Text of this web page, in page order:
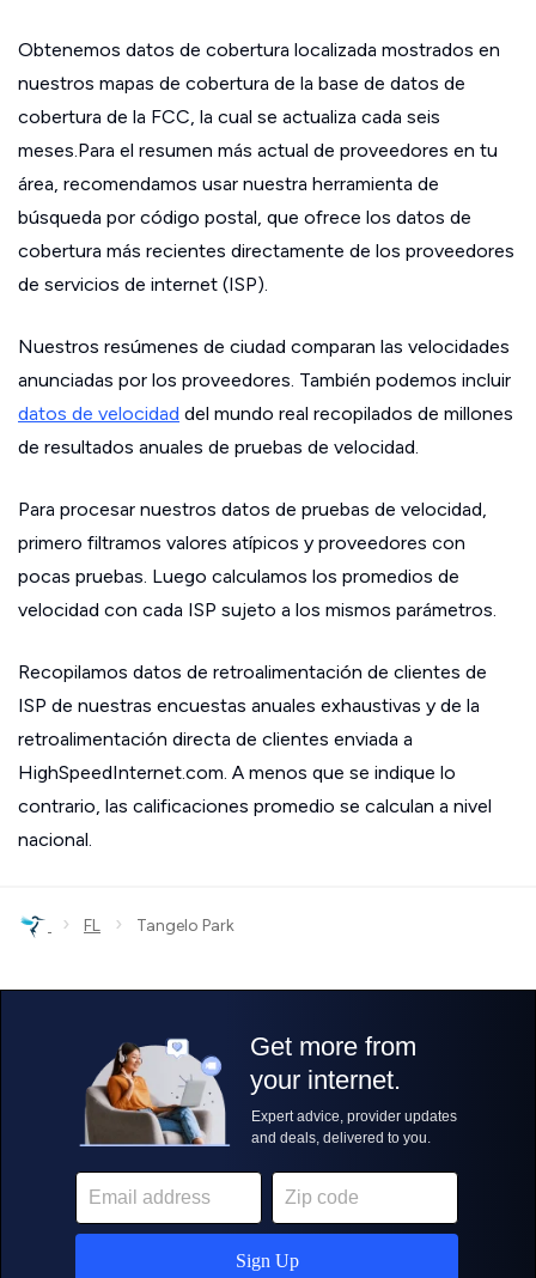
Obtenemos datos de cobertura localizada mostrados en
nuestros mapas de cobertura de la base de datos de
cobertura de la FCC, la cual se actualiza cada seis
meses.Para el resumen más actual de proveedores en tu
área, recomendamos usar nuestra herramienta de
búsqueda por código postal, que ofrece los datos de
cobertura más recientes directamente de los proveedores
de servicios de internet (ISP).
Nuestros resúmenes de ciudad comparan las velocidades
anunciadas por los proveedores. También podemos incluir
datos de velocidad del mundo real recopilados de millones
de resultados anuales de pruebas de velocidad.
Para procesar nuestros datos de pruebas de velocidad,
primero filtramos valores atípicos y proveedores con
pocas pruebas. Luego calculamos los promedios de
velocidad con cada ISP sujeto a los mismos parámetros.
Recopilamos datos de retroalimentación de clientes de
ISP de nuestras encuestas anuales exhaustivas y de la
retroalimentación directa de clientes enviada a
HighSpeedInternet.com. A menos que se indique lo
contrario, las calificaciones promedio se calculan a nivel
nacional.
› FL › Tangelo Park